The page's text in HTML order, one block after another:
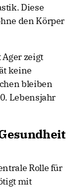
Diese
den Körper
zeigt
keine
bleiben
Lebensjahr
Rolle für
mit